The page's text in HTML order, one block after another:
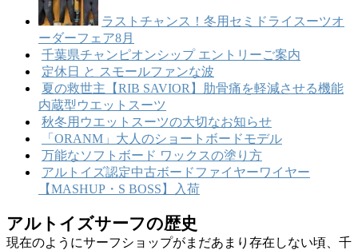
ラストチャンス！冬用セミドライスーツオ
ーダーフェア8月
千葉県チャンピオンシップ エントリーご案内
定休日 と スモールファンな波
夏の救世主【RIB SAVIOR】肋骨痛を軽減させる機能
内蔵型ウエットスーツ
秋冬用ウエットスーツの大切なお知らせ
「ORANM」大人のショートボードモデル
万能なソフトボード ワックスの塗り方
アルトイズ認定中古ボードファイヤーワイヤー
【MASHUP・S BOSS】入荷
アルトイズサーフの歴史
現在のようにサーフショップがまだあまり存在しない頃、千